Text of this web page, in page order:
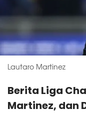
Lautaro Martinez
Berita Liga
Martinez, dan